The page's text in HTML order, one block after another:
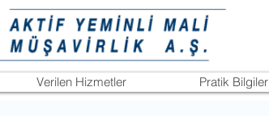
Verilen Hizmetler Pratik Bilgiler